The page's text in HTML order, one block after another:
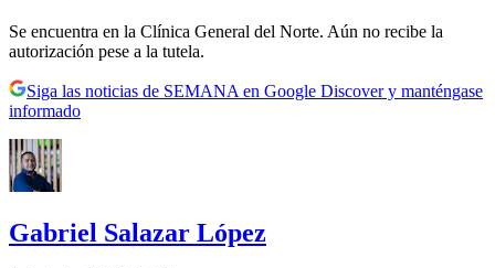
Se encuentra en la Clínica General del Norte. Aún no recibe la
autorización pese a la tutela.
Siga las noticias de SEMANA en Google Discover y manténgase
informado
Gabriel Salazar López